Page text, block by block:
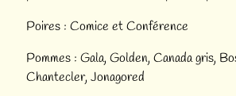
Poires : Comice et Conférence
Pommes : Gala, Golden, Canada gris,
Chantecler, Jonagored